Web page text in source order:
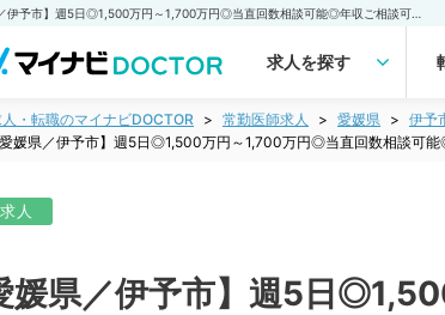
求人を探す
・転職のマイナビDOCTOR 常勤医師求人 愛媛県
伊予
愛媛県／伊予市】週5日◎1,500万円～1,700万円◎当直回数相談可
人
媛県／伊予市】週5日